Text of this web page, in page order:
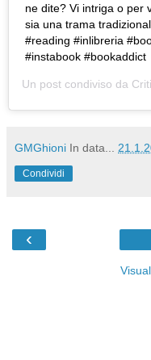
ne dite? Vi intriga o per
sia una trama
#reading #inlibreria
#instabook #bookaddict
Un post condiviso da
GMGhioni In data...
Condividi
‹